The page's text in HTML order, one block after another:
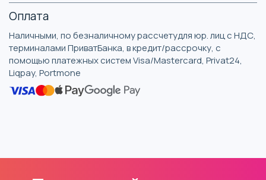
Оплата
Наличными, по безналичному рассчетудля юр. лиц с НДС,
терминалами ПриватБанка, в кредит/рассрочку, с
помощью платежных систем Visa/Mastercard, Privat24,
Liqpay, Portmone